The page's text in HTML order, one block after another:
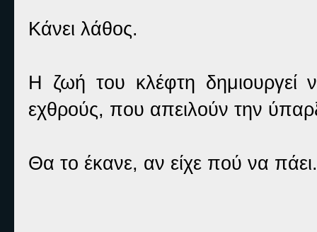
Κάνει λάθος.
Η ζωή του κλέφτη δημιουργεί
εχθρούς, που απειλούν την
Θα το έκανε, αν είχε πού να